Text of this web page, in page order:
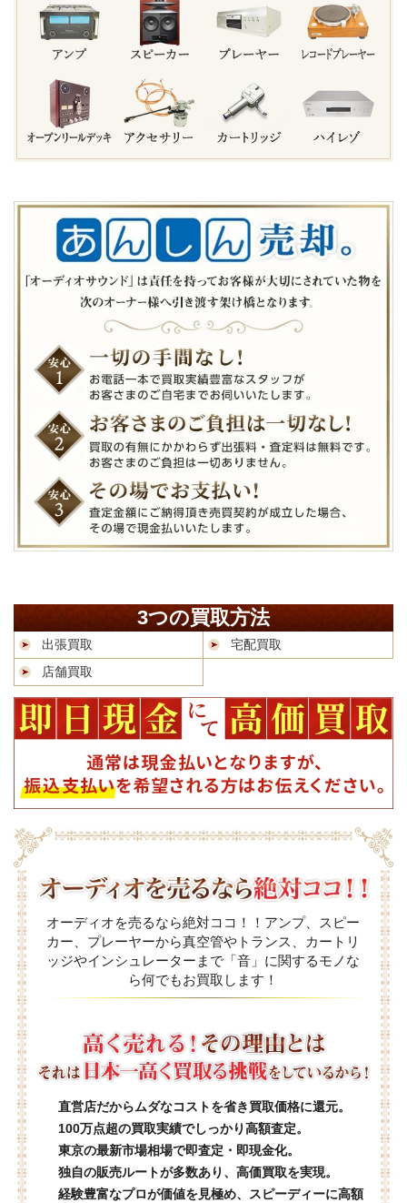
3つの買取方法
出張買取
宅配買取
店舗買取
オーディオを売るなら絶対ココ！！アンプ、スピー
カー、プレーヤーから真空管やトランス、カートリ
ッジやインシュレーターまで「音」に関するモノな
ら何でもお買取します！
直営店だからムダなコストを省き買取価格に還元。
100万点超の買取実績でしっかり高額査定。
東京の最新市場相場で即査定・即現金化。
独自の販売ルートが多数あり、高価買取を実現。
経験豊富なプロが価値を見極め、スピーディーに高額